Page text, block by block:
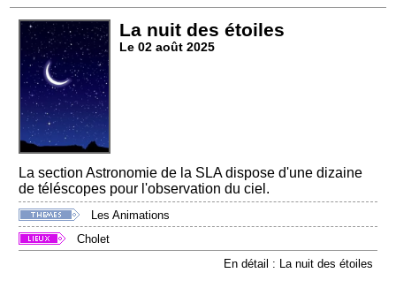
La nuit des étoiles
Le 02 août 2025
La section Astronomie de la SLA dispose d'une dizaine
de téléscopes pour l'observation du ciel.
Les Animations
Cholet
En détail : La nuit des étoiles